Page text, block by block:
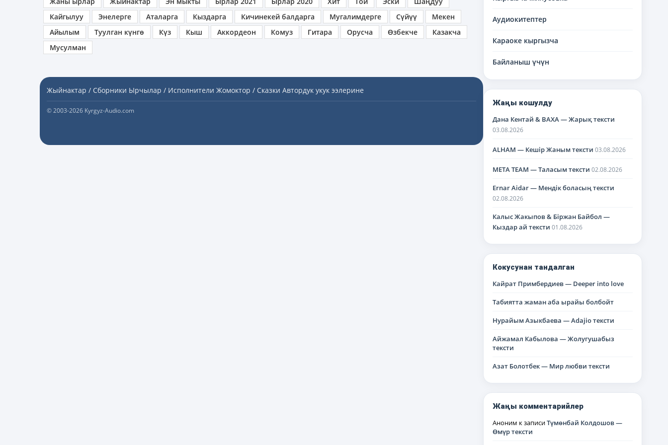
Аудиокитептер
Караоке кыргызча
Байланыш үчүн
Жаңы кошулду
Дана Кентай & BAXA — Жарық тексти
03.08.2026
ALHAM — Кешір Жаным тексти 03.08.2026
META TEAM — Таласым тексти 02.08.2026
Ernar Aidar — Мендік боласың тексти
02.08.2026
Калыс Жакыпов & Біржан Байбол —
Кыздар ай тексти 01.08.2026
Кокусунан тандалган
Кайрат Примбердиев — Deeper into love
Табиятта жаман аба ырайы болбойт
Нурайым Азыкбаева — Adajio тексти
Айжамал Кабылова — Жолугушабыз
тексти
Азат Болотбек — Мир любви тексти
Жаңы комментарийлер
Аноним к записиТүмөнбай Колдошов —
Өмүр тексти
Кайгылуу
Энелерге Аталарга Кыздарга Кичинекей балдарга Мугалимдерге Сүйүү
Мекен
Айылым
Туулган күнгө Күз Кыш Аккордеон Комуз Гитара Орусча Өзбекче
Казакча
Мусулман
Жыйнактар / Сборники Ырчылар / Исполнители Жомоктор / Сказки Автордук укук ээлерине
© 2003-2026 Kyrgyz-Audio.com